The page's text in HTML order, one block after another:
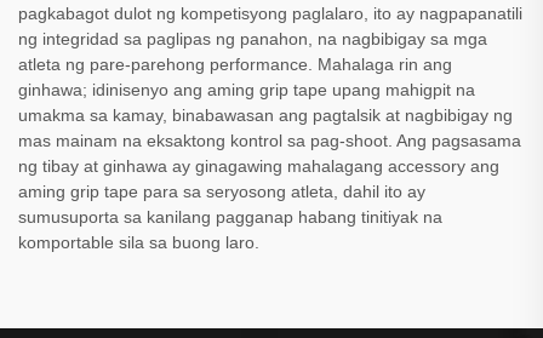
pagkabagot dulot ng kompetisyong paglalaro, ito ay nagpapanatili
ng integridad sa paglipas ng panahon, na nagbibigay sa mga
atleta ng pare-parehong performance. Mahalaga rin ang
ginhawa; idinisenyo ang aming grip tape upang mahigpit na
umakma sa kamay, binabawasan ang pagtalsik at nagbibigay ng
mas mainam na eksaktong kontrol sa pag-shoot. Ang pagsasama
ng tibay at ginhawa ay ginagawing mahalagang accessory ang
aming grip tape para sa seryosong atleta, dahil ito ay
sumusuporta sa kanilang pagganap habang tinitiyak na
komportable sila sa buong laro.